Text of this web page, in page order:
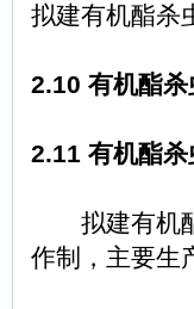
拟建有机酯杀
2.10 有机酯杀
2.11 有机酯
拟建有机酯
作制，主要生